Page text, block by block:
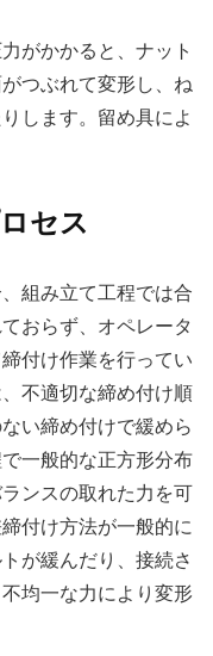
がかかると、ナット
つぶれて変形し、ね
します。留め具によ
セス
組み立て工程では合
おらず、オペレータ
付け作業を行ってい
不適切な締め付け順
い締め付けで緩めら
一般的な正方形分布
ンスの取れた力を可
付け方法が一般的に
が緩んだり、接続さ
均一な力により変形